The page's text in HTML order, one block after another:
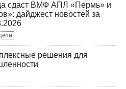
сдаст ВМФ АПЛ «Пермь» и
дайджест новостей за
решения для